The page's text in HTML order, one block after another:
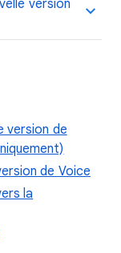
version
version de
de Voice
la